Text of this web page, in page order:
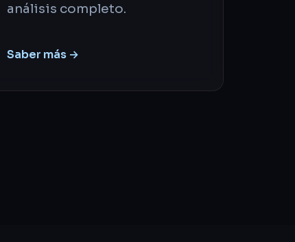
análisis completo.
Saber más →